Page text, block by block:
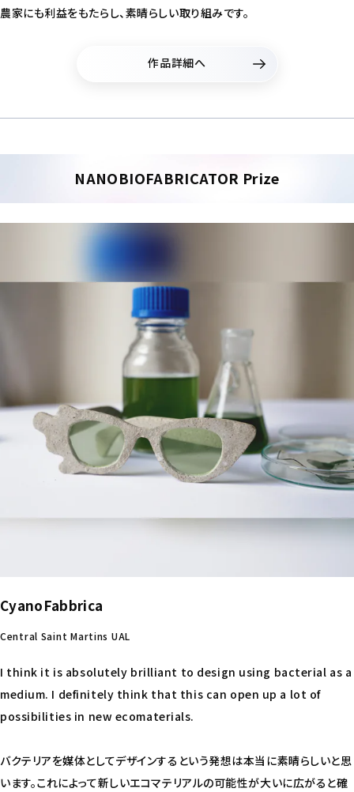
農家にも利益をもたらし、素晴らしい取り組みです。
作品詳細へ
NANOBIOFABRICATOR Prize
CyanoFabbrica
Central Saint Martins UAL
I think it is absolutely brilliant to design using bacterial as a
medium. I definitely think that this can open up a lot of
possibilities in new ecomaterials.
バクテリアを媒体としてデザインするという発想は本当に素晴らしいと思
います。これによって新しいエコマテリアルの可能性が大いに広がると確